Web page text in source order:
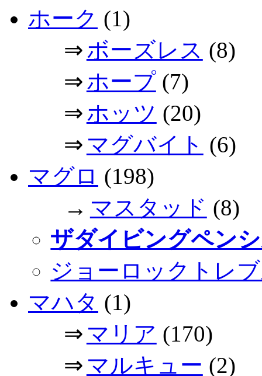
ホーク (1)
⇒ボーズレス (8)
⇒ホープ(7)
⇒ホッツ (20)
⇒ マグバイト (6)
マグロ (198)
→ マスタッド (8)
ザダイビングペン
ジョーロックトレ
マハタ (1)
⇒ マリア (170)
⇒ マルキュー (2)